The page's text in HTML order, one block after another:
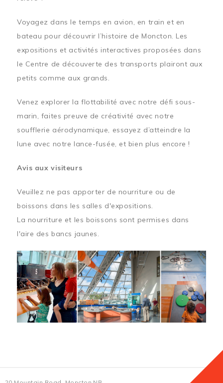
Voyagez dans le temps en avion, en train et en
bateau pour découvrir l’histoire de Moncton. Les
expositions et activités interactives proposées dans
le Centre de découverte des transports plairont aux
petits comme aux grands.
Venez explorer la flottabilité avec notre défi sous-
marin, faites preuve de créativité avec notre
soufflerie aérodynamique, essayez d’atteindre la
lune avec notre lance-fusée, et bien plus encore !
Avis aux visiteurs
Veuillez ne pas apporter de nourriture ou de
boissons dans les salles d'expositions.
La nourriture et les boissons sont permises dans
l'aire des bancs jaunes.